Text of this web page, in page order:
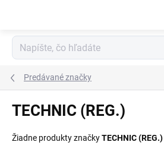
Predávané značky
TECHNIC (REG.)
Žiadne produkty značkyTECHNIC (REG.)